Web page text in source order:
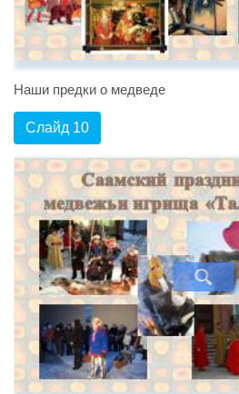
Наши предки о медведе
Слайд 10